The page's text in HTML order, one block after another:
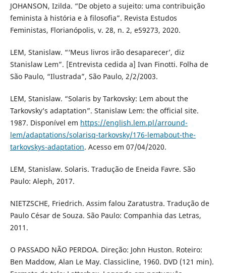
JOHANSON, Izilda. “De objeto a sujeito: uma contribuição
feminista à história e à filosofia”. Revista Estudos
Feministas, Florianópolis, v. 28, n. 2, e59273, 2020.
LEM, Stanislaw. “‘Meus livros irão desaparecer’, diz
Stanislaw Lem”. [Entrevista cedida a] Ivan Finotti. Folha de
São Paulo, “Ilustrada”, São Paulo, 2/2/2003.
LEM, Stanislaw. “Solaris by Tarkovsky: Lem about the
Tarkovsky’s adaptation”. Stanislaw Lem: the official site.
1987. Disponível em https://english.lem.pl/arround-
lem/adaptations/solarisq-tarkovsky/176-lemabout-the-
tarkovskys-adaptation. Acesso em 07/04/2020.
LEM, Stanislaw. Solaris. Tradução de Eneida Favre. São
Paulo: Aleph, 2017.
NIETZSCHE, Friedrich. Assim falou Zaratustra. Tradução de
Paulo César de Souza. São Paulo: Companhia das Letras,
2011.
O PASSADO NÃO PERDOA. Direção: John Huston. Roteiro:
Ben Maddow, Alan Le May. Classicline, 1960. DVD (121 min).